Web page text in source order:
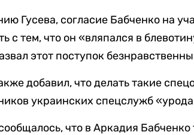
Гусева, согласие Бабченко на
с тем, что он «вляпался в
этот поступок
добавил, что делать такие
украинских спецслужб
что в Аркадия